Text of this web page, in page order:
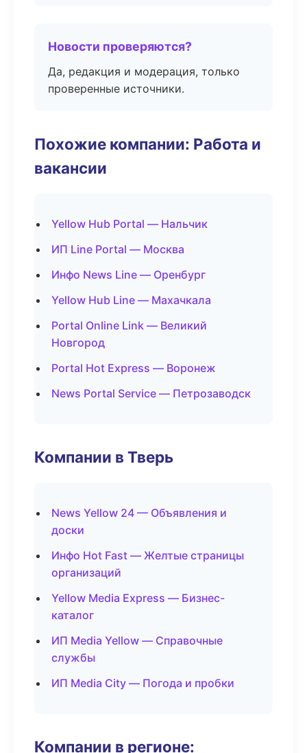
Новости проверяются?
Да, редакция и модерация, только
проверенные источники.
Похожие компании: Работа и
вакансии
Yellow Hub Portal — Нальчик
ИП Line Portal — Москва
Инфо News Line — Оренбург
Yellow Hub Line — Махачкала
Portal Online Link — Великий
Новгород
Portal Hot Express — Воронеж
News Portal Service — Петрозаводск
Компании в Тверь
News Yellow 24 — Объявления и
доски
Инфо Hot Fast — Желтые страницы
организаций
Yellow Media Express — Бизнес-
каталог
ИП Media Yellow — Справочные
службы
ИП Media City — Погода и пробки
Компании в регионе: